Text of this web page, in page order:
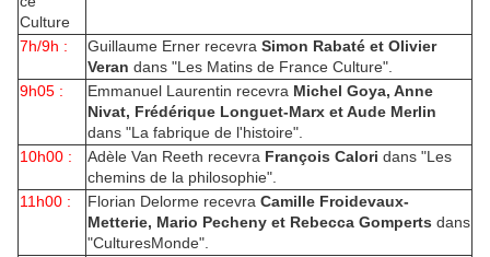
7h/9h : Guillaume Erner recevra Simon Rabaté et Olivier
Veran dans "Les Matins de France Culture".
9h05 :
Emmanuel Laurentin recevra Michel Goya, Anne
Nivat, Frédérique Longuet-Marx et Aude Merlin
dans "La fabrique de l'histoire".
10h00 :
Adèle Van Reeth recevra François Calori dans "Les
chemins de la philosophie".
11h00 :
Florian Delorme recevra Camille Froidevaux-
Metterie, Mario Pecheny et Rebecca Gomperts dans
"CulturesMonde".